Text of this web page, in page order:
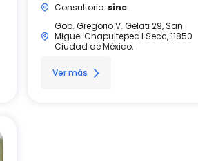
Consultorio: sinc
Gob. Gregorio V. Gelati 29, San
Miguel Chapultepec I Secc, 11850
Ciudad de México.
Ver más